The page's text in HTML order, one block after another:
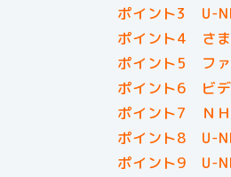
ポイント3 U-
ポイント4 さま
ポイント5 ファ
ポイント6 ビデ
ポイント7 ＮＨ
ポイント8 U-
ポイント9 U-